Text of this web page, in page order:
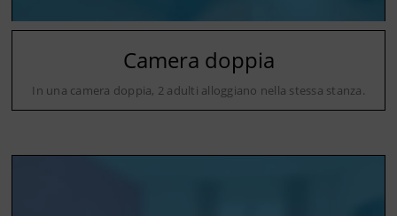
Camera doppia
In una camera doppia, 2 adulti alloggiano nella stessa stanza.